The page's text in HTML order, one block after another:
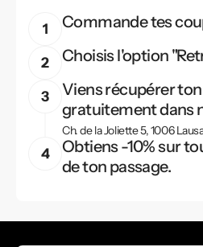
Commande tes
Choisis l'option
Viens récupérer
gratuitement dans
Ch. de la Joliette 5, 1006
Obtiens -10% sur
de ton passage.